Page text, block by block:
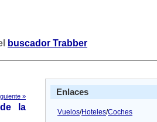
buscador Trabber
»
la
Enlaces
Vuelos/Hoteles/Coches